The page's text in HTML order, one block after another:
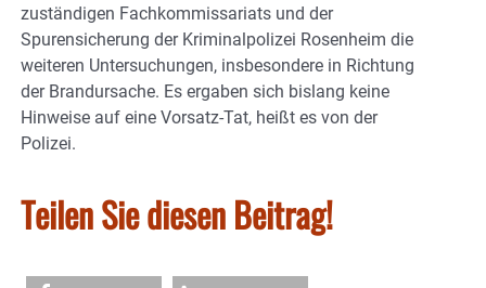
zuständigen Fachkommissariats und der
Spurensicherung der Kriminalpolizei Rosenheim die
weiteren Untersuchungen, insbesondere in Richtung
der Brandursache. Es ergaben sich bislang keine
Hinweise auf eine Vorsatz-Tat, heißt es von der
Polizei.
Teilen Sie diesen Beitrag!